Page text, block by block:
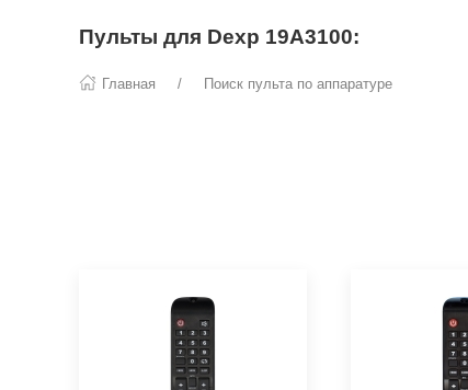
Пульты для Dexp 19A3100:
Главная Поиск пульта по аппаратуре